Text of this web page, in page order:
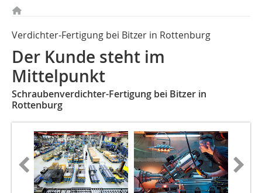
Verdichter-Fertigung bei Bitzer in Rottenburg
Der Kunde steht im
Mittelpunkt
Schraubenverdichter-Fertigung bei Bitzer in
Rottenburg